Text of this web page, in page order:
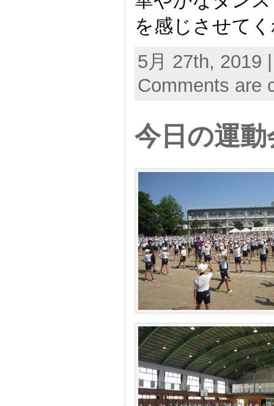
を感じさせて
5月 27th, 2019
Comments are
今日の運動